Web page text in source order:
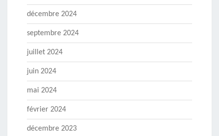
décembre 2024
septembre 2024
juillet 2024
juin 2024
mai 2024
février 2024
décembre 2023